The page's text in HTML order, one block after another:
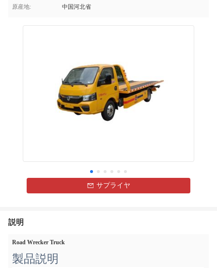
原産地: 中国河北省
サプライヤ
説明
Road Wrecker Truck
製品説明